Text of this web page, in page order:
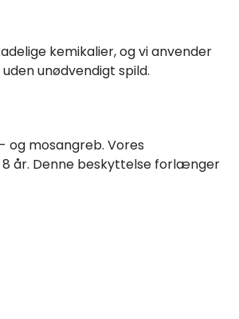
kemikalier, og vi anvender
unødvendigt spild.
mosangreb. Vores
år. Denne beskyttelse forlænger